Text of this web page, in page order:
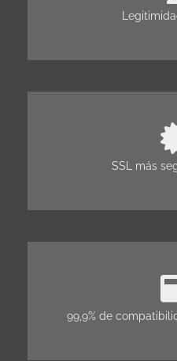
SSL más
99,9% de